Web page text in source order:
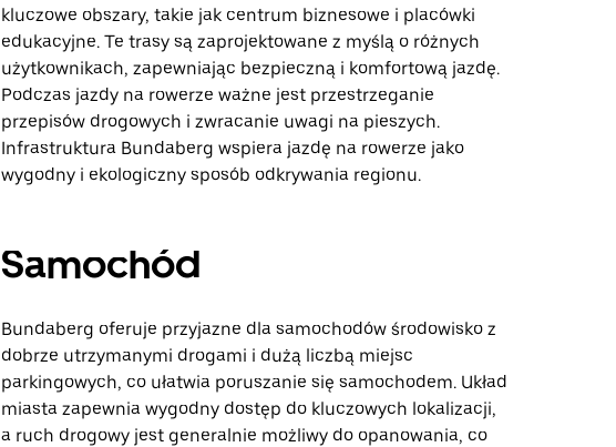
kluczowe obszary, takie jak centrum biznesowe i placówki
edukacyjne. Te trasy są zaprojektowane z myślą o różnych
użytkownikach, zapewniając bezpieczną i komfortową jazdę.
Podczas jazdy na rowerze ważne jest przestrzeganie
przepisów drogowych i zwracanie uwagi na pieszych.
Infrastruktura Bundaberg wspiera jazdę na rowerze jako
wygodny i ekologiczny sposób odkrywania regionu.
Samochód
Bundaberg oferuje przyjazne dla samochodów środowisko z
dobrze utrzymanymi drogami i dużą liczbą miejsc
parkingowych, co ułatwia poruszanie się samochodem. Układ
miasta zapewnia wygodny dostęp do kluczowych lokalizacji,
a ruch drogowy jest generalnie możliwy do opanowania, co